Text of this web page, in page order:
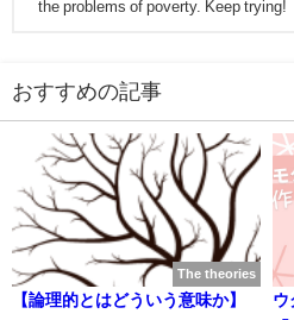
the problems of poverty. Keep trying!
おすすめの記事
The theories
【論理的とはどういう意味か】
ウ